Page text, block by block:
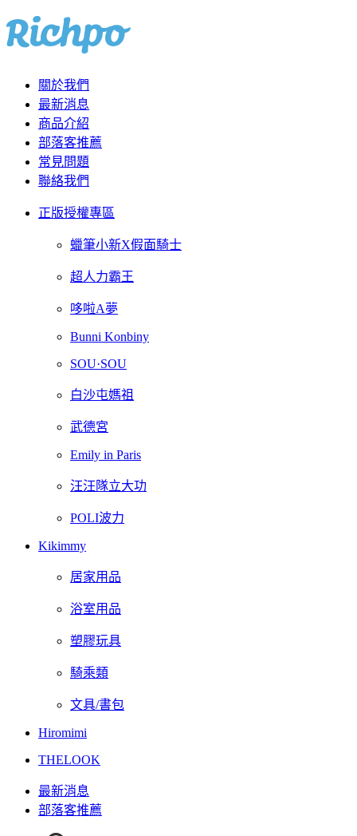
關於我們
最新消息
商品介紹
部落客推薦
常見問題
聯絡我們
正版授權專區
蠟筆小新X假面騎士
超人力霸王
哆啦A夢
Bunni Konbiny
SOU·SOU
白沙屯媽祖
武德宮
Emily in Paris
汪汪隊立大功
POLI波力
Kikimmy
居家用品
浴室用品
塑膠玩具
騎乘類
文具/書包
Hiromimi
THELOOK
最新消息
部落客推薦